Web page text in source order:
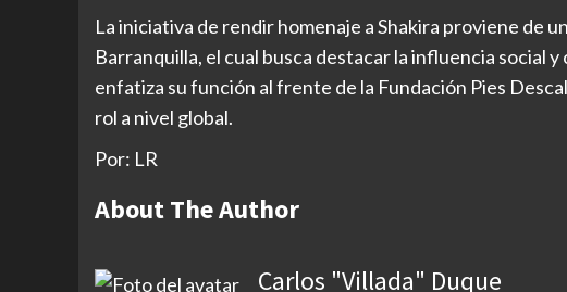
La iniciativa de rendir homenaje a Shakira proviene de
Barranquilla, el cual busca destacar la influencia social
enfatiza su función al frente de la Fundación Pies
rol a nivel global.
Por: LR
About The Author
Carlos "Villada" Duque